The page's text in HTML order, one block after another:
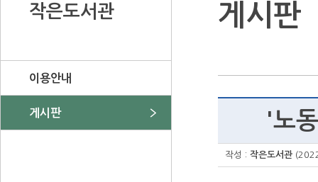
작은도서관
이용안내
게시판
게시판
'노
작성 : 작은도서관